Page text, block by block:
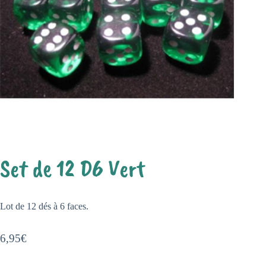
Set de 12 D6 Vert
6,95€
Lot de 12 dés à 6 faces.